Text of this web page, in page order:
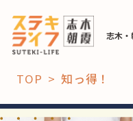
志木
「コト」
TOP 知っ得！